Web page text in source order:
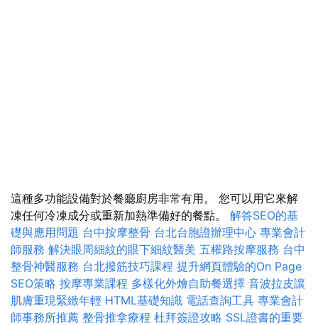
這種多功能設備對於餐廳廚房非常有用。 您可以用它來解
凍任何冷凍成分或重新加熱準備好的餐點。 解答SEO的基
礎與應用問題 台中按摩整骨 台北台胞證辦理中心 專業會計
師服務 解決眼周細紋的眼下細紋醫美 五權路按摩服務 台中
整骨神醫服務 台北撥筋技巧課程 提升網頁體驗的On Page
SEO策略 按摩專業課程 多樣化外燴自助餐選擇 音波拉皮讓
肌膚重現緊緻年輕 HTML基礎知識 電話查詢工具 專業會計
師事務所推薦 整骨推拿療程 杜拜簽證攻略 SSL證書的重要